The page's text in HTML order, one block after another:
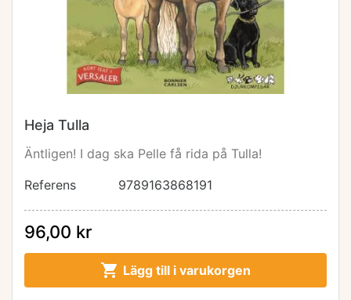
Heja Tulla
Äntligen! I dag ska Pelle få rida på Tulla!
Referens
9789163868191
96,00 kr
 Lägg till i varukorgen